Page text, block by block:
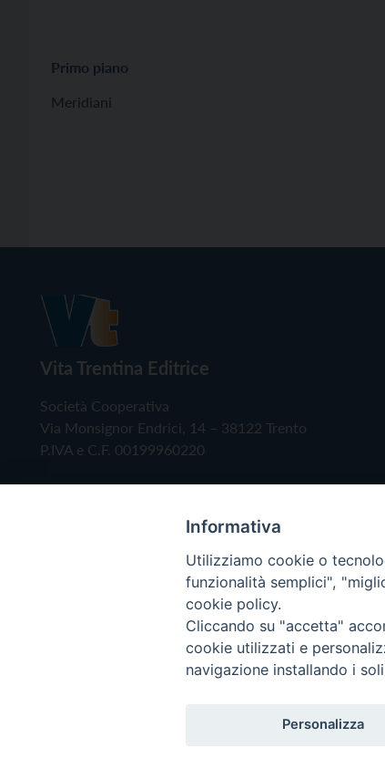
Primo piano
Meridiani
Vita Trentina Editrice
Società Cooperativa
Via Monsignor Endrici, 14 – 38122 Trento
P.IVA e C.F. 00199960220
Copyright © 2019 - Tutti i diritti riservati -
Informativa
Utilizziamo cookie o
funzionalità semplici",
cookie policy.
Cliccando su "accetta"
cookie utilizzati e
navigazione installando i
Personalizza